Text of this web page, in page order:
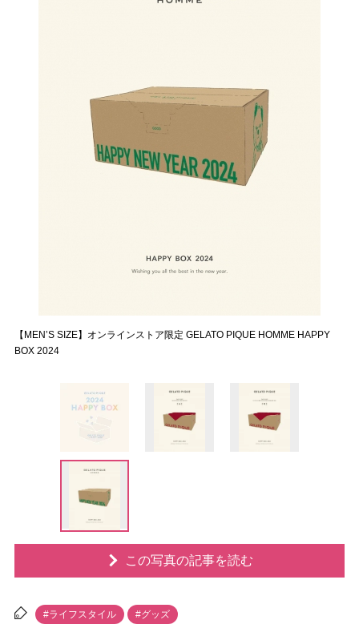
【MEN’S SIZE】オンラインストア限定 GELATO PIQUE HOMME HAPPY
BOX 2024
この写真の記事を読む
#ライフスタイル #グッズ